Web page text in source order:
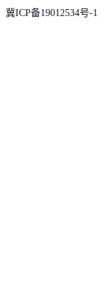
冀ICP备19012534号-1